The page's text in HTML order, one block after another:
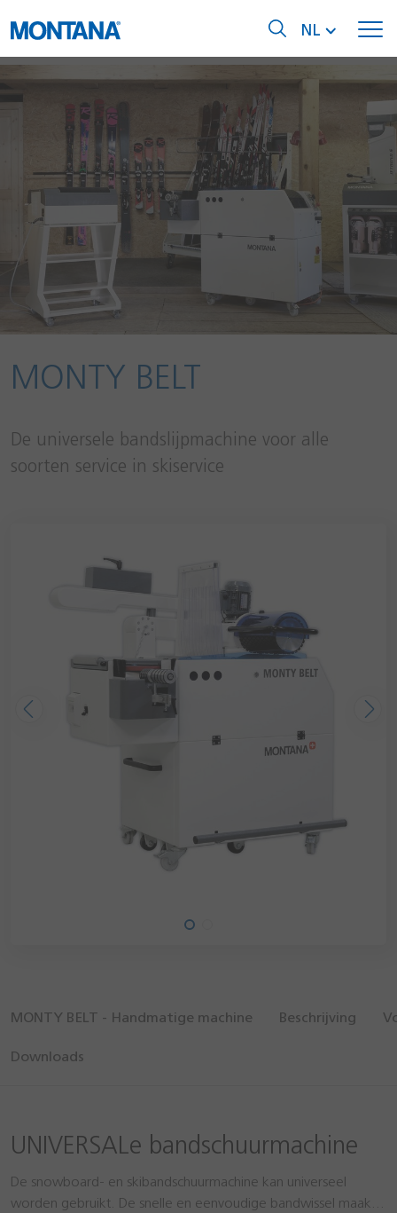
NL
MONTY BELT
De universele bandslijpmachine voor alle
soorten service in skiservice
MONTY BELT - Handmatige machine Beschrijving
Downloads
UNIVERSALe bandschuurmachine
De snowboard- en skibandschuurmachine kan universeel
worden gebruikt. De snelle en eenvoudige bandwissel maakt